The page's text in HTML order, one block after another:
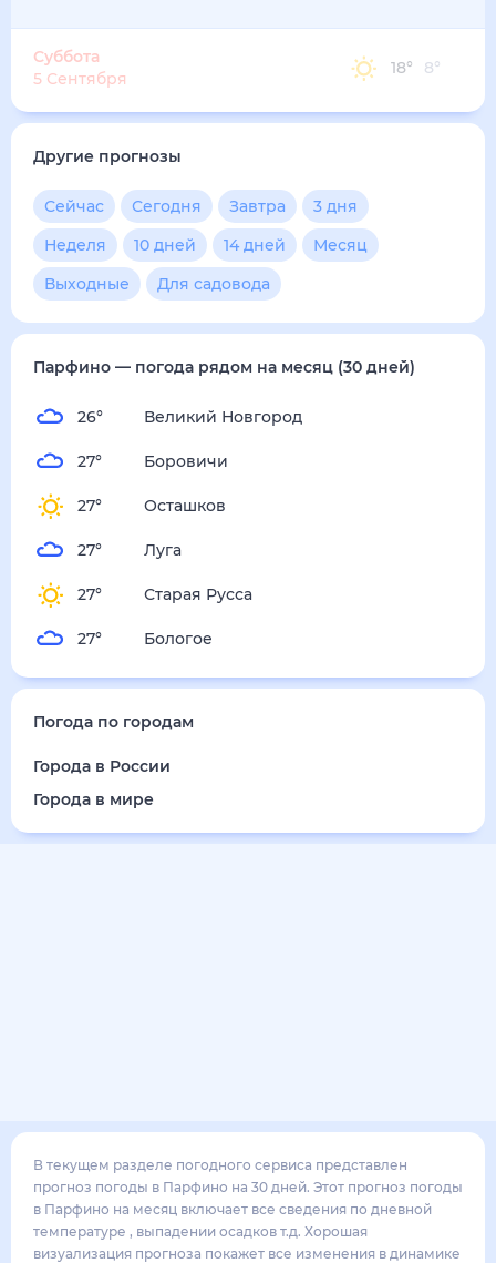
Суббота
5 Сентября
18° 8°
Другие прогнозы
Сейчас Сегодня Завтра
3 дня
Неделя
10 дней 14 дней
Месяц
Выходные
Для садовода
Парфино — погода рядом на месяц (30 дней)
26° Великий Новгород
27° Боровичи
27° Осташков
27° Луга
27° Старая Русса
27° Бологое
Погода по городам
Города в России
Города в мире
В текущем разделе погодного сервиса представлен
прогноз погоды в Парфино на 30 дней. Этот прогноз погоды
в Парфино на месяц включает все сведения по дневной
температуре , выпадении осадков т.д. Хорошая
визуализация прогноза покажет все изменения в динамике